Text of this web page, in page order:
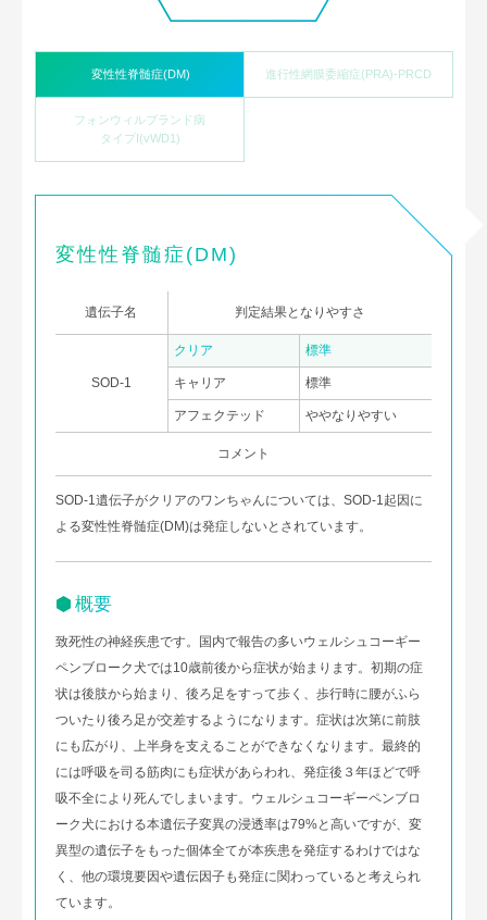
変性性脊髄症(DM) 進行性網膜委縮症(PRA)-PRCD
フォンウィルブランド病
タイプI(vWD1)
変性性脊髄症(DM)
遺伝子名 判定結果となりやすさ
SOD-1
クリア 標準
キャリア 標準
アフェクテッド ややなりやすい
コメント
SOD-1遺伝子がクリアのワンちゃんについては、SOD-1起因に
よる変性性脊髄症(DM)は発症しないとされています。
概要
致死性の神経疾患です。国内で報告の多いウェルシュコーギー
ペンブローク犬では10歳前後から症状が始まります。初期の症
状は後肢から始まり、後ろ足をすって歩く、歩行時に腰がふら
ついたり後ろ足が交差するようになります。症状は次第に前肢
にも広がり、上半身を支えることができなくなります。最終的
には呼吸を司る筋肉にも症状があらわれ、発症後３年ほどで呼
吸不全により死んでしまいます。ウェルシュコーギーペンブロ
ーク犬における本遺伝子変異の浸透率は79%と高いですが、変
異型の遺伝子をもった個体全てが本疾患を発症するわけではな
く、他の環境要因や遺伝因子も発症に関わっていると考えられ
ています。